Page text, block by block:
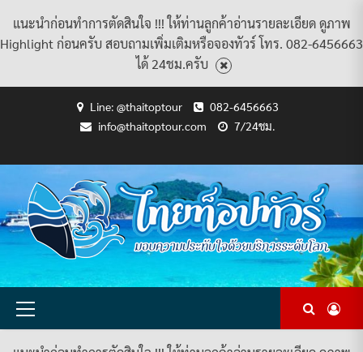
แนะนำก่อนทำการตัดสินใจ !!! ให้ท่านลูกค้าอ่านรายละเอียด ดูภาพ
Highlight ก่อนครับ สอบถามเพิ่มเติมหรือจองทัวร์ โทร. 082-6456663
ได้ 24ชม.ครับ
Line: @thaitoptour
082-6456663
info@thaitoptour.com
7/24ชม.
ACCOUNT
POLICY
AND
CONDITIONS
แพ็คเกจ
ทัวร์
ทั้งหมด
สู่
ไทย
ท็อป
ทัวร์
เราทั้งหมด
Primary